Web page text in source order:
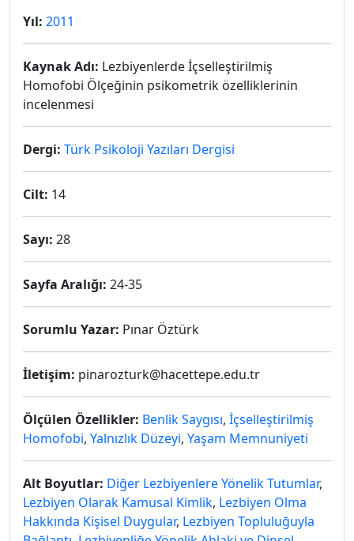
Yıl: 2011
Kaynak Adı: Lezbiyenlerde İçselleştirilmiş
Homofobi Ölçeğinin psikometrik özelliklerinin
incelenmesi
Dergi: Türk Psikoloji Yazıları Dergisi
Cilt: 14
Sayı: 28
Sayfa Aralığı: 24-35
Sorumlu Yazar: Pınar Öztürk
İletişim: pinarozturk@hacettepe.edu.tr
Ölçülen Özellikler: Benlik Saygısı, İçselleştirilmiş
Homofobi, Yalnızlık Düzeyi, Yaşam Memnuniyeti
Alt Boyutlar: Diğer Lezbiyenlere Yönelik Tutumlar,
Lezbiyen Olarak Kamusal Kimlik, Lezbiyen Olma
Hakkında Kişisel Duygular, Lezbiyen Topluluğuyla